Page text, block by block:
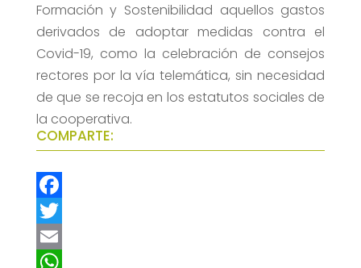
Formación y Sostenibilidad aquellos gastos
derivados de adoptar medidas contra el
Covid-19, como la celebración de consejos
rectores por la vía telemática, sin necesidad
de que se recoja en los estatutos sociales de
la cooperativa.
COMPARTE:
F
a
c
T
w
E